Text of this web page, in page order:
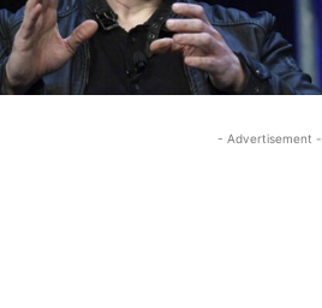
- Advertisement -